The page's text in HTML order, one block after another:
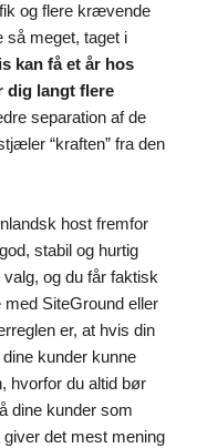
og flere krævende
meget, taget i
kan få et år hos
dig langt flere
separation af de
“kraften” fra den
host fremfor
stabil og hurtig
og du får faktisk
med SiteGround eller
er, at hvis din
kunder kunne
hvorfor du altid bør
dine kunder som
det mest mening